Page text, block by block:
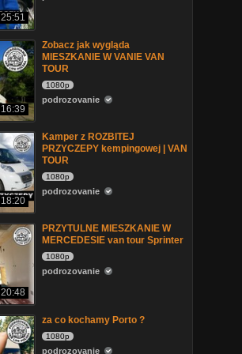
25:51
16:39
Zobacz jak wygląda
MIESZKANIE W VANIE VAN
TOUR
1080p
podrozovanie
18:20
Kamper z ROZBITEJ
PRZYCZEPY kempingowej | VAN
TOUR
1080p
podrozovanie
20:48
PRZYTULNE MIESZKANIE W
MERCEDESIE van tour Sprinter
1080p
podrozovanie
za co kochamy Porto ?
1080p
podrozovanie